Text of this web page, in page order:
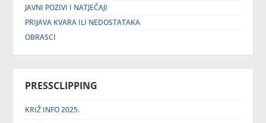
JAVNI POZIVI I NATJEČAJI
PRIJAVA KVARA ILI NEDOSTATAKA
OBRASCI
PRESSCLIPPING
KRIŽ INFO 2025.